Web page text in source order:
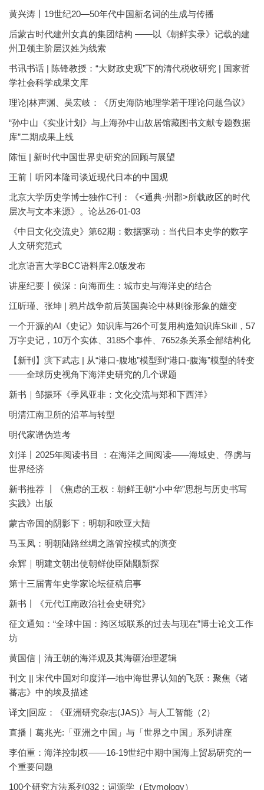
黄兴涛丨19世纪20—50年代中国新名词的生成与传播
后蒙古时代建州女真的集团结构 ——以《朝鲜实录》记载的建
州卫领主阶层汉姓为线索
书讯书话 | 陈锋教授：“大财政史观”下的清代税收研究 | 国家哲
学社会科学成果文库
理论|林声渊、吴宏岐：《历史海防地理学若干理论问题刍议》
“孙中山《实业计划》与上海孙中山故居馆藏图书文献专题数据
库”二期成果上线
陈恒 | 新时代中国世界史研究的回顾与展望
王前丨听冈本隆司谈近现代日本的中国观
北京大学历史学博士独作C刊：《<通典·州郡>所载政区的时代
层次与文本来源》。论丛26-01-03
《中日文化交流史》第62期：数据驱动：当代日本史学的数字
人文研究范式
北京语言大学BCC语料库2.0版发布
讲座纪要丨侯深：向海而生：城市史与海洋史的结合
江昕瑾、张坤 | 鸦片战争前后英国舆论中林则徐形象的嬗变
一个开源的AI《史记》知识库与26个可复用构造知识库Skill，57
万字史记，10万个实体、3185个事件、7652条关系全部结构化
【新刊】滨下武志 | 从“港口-腹地”模型到“港口-腹海”模型的转变
——全球历史视角下海洋史研究的几个课题
新书｜邹振环《季风亚非：文化交流与郑和下西洋》
明清江南卫所的沿革与转型
明代家谱伪造考
刘洋丨2025年阅读书目 ：在海洋之间阅读——海域史、俘虏与
世界经济
新书推荐 丨《焦虑的王权：朝鲜王朝“小中华”思想与历史书写
实践》出版
蒙古帝国的阴影下：明朝和欧亚大陆
马玉凤：明朝陆路丝绸之路管控模式的演变
余辉｜明建文朝出使朝鲜使臣陆颙新探
第十三届青年史学家论坛征稿启事
新书丨《元代江南政治社会史研究》
征文通知：“全球中国：跨区域联系的过去与现在”博士论文工作
坊
黄国信｜清王朝的海洋观及其海疆治理逻辑
刊文 || 宋代中国对印度洋—地中海世界认知的飞跃：聚焦《诸
蕃志》中的埃及描述
译文|回应：《亚洲研究杂志(JAS)》与人工智能（2）
直播丨葛兆光:「亚洲之中国」与「世界之中国」系列讲座
李伯重：海洋控制权——16-19世纪中期中国海上贸易研究的一
个重要问题
100个研究方法系列032：词源学（Etymology）